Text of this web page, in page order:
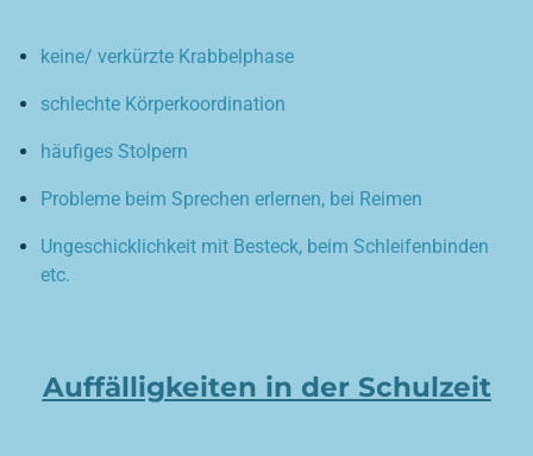
keine/ verkürzte Krabbelphase
schlechte Körperkoordination
häufiges Stolpern
Probleme beim Sprechen erlernen, bei Reimen
Ungeschicklichkeit mit Besteck, beim Schleifenbinden
etc.
Auffälligkeiten in der Schulzeit